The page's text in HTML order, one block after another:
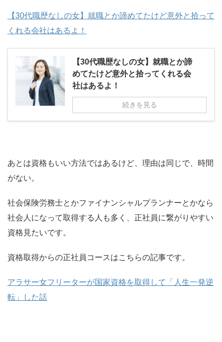
【30代職歴なしの女】就職とか諦めてたけど意外と拾って
くれる会社はあるよ！
【30代職歴なしの女】就職とか諦
めてたけど意外と拾ってくれる会
社はあるよ！
続きを見る
あとは資格もいい方法ではあるけど、理由は同じで、時間
がない。
社会保険労務士とかファイナンシャルプランナーとかなら
社会人になって取得する人も多く、正社員に繋がりやすい
資格見たいです。
資格取得からの正社員コースはこちらの記事です。
アラサー女フリーターが国家資格を取得して「人生一発逆
転」した話